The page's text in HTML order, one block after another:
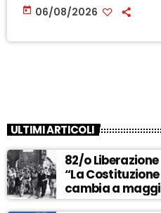
today 06/08/2026
ULTIMI ARTICOLI
82/o Liberazione
“La
cambia a